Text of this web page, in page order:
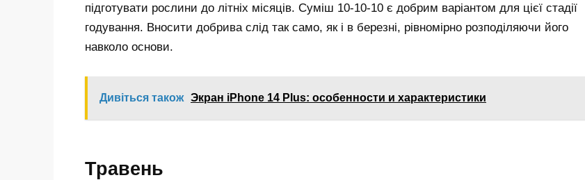
підготувати рослини до літніх місяців. Суміш 10-10-10 є добрим варіантом для цієї стадії
годування. Вносити добрива слід так само, як і в березні, рівномірно розподіляючи його
навколо основи.
Дивіться також Экран iPhone 14 Plus: особенности и характеристики
Травень